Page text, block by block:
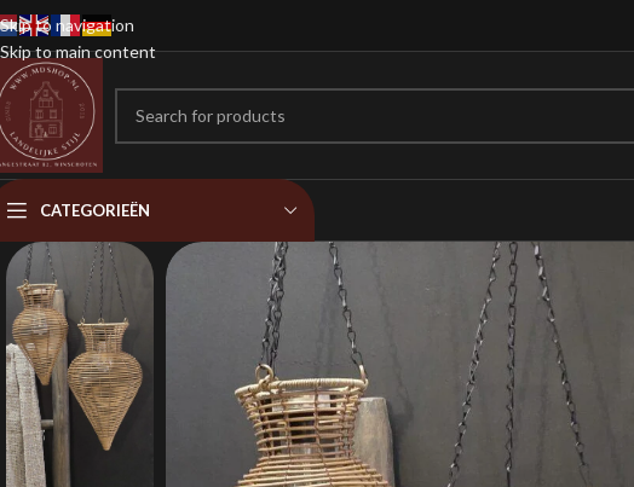
Skip to navigation
Skip to main content
CATEGORIEËN